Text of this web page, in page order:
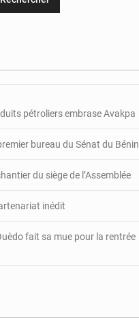
pétroliers embrase Avakpa
bureau du Sénat du Bénin
du siège de l’Assemblée
inédit
fait sa mue pour la rentrée